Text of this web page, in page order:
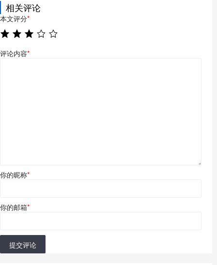
相关评论
本文评分*
评论内容*
你的昵称*
你的邮箱*
提交评论